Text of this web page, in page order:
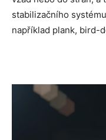
stabilizačního
například plank, bird-